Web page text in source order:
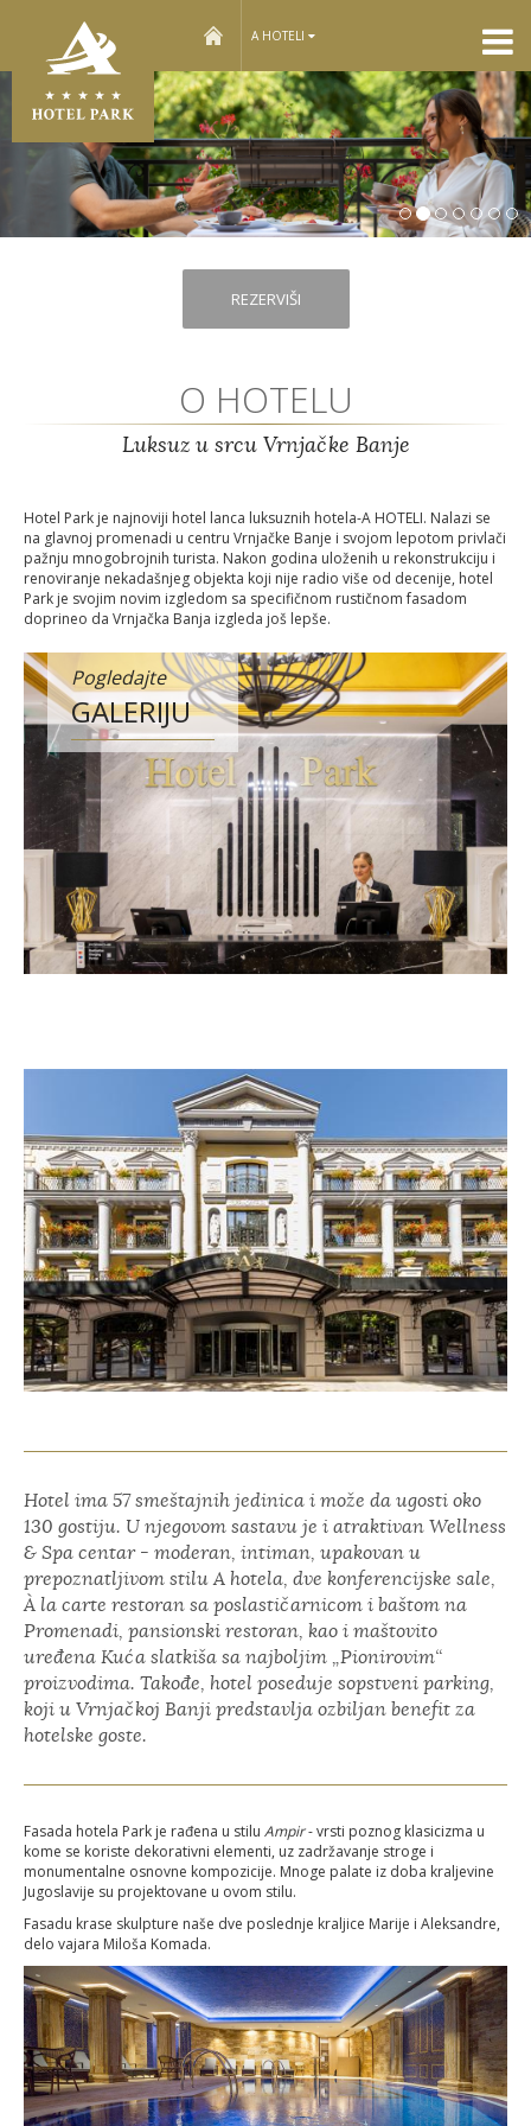
home A HOTELI
REZERVIŠI
O HOTELU
Luksuz u srcu Vrnjačke Banje
Hotel Park je najnoviji hotel lanca luksuznih hotela-A HOTELI. Nalazi se
na glavnoj promenadi u centru Vrnjačke Banje i svojom lepotom privlači
pažnju mnogobrojnih turista. Nakon godina uloženih u rekonstrukciju i
renoviranje nekadašnjeg objekta koji nije radio više od decenije, hotel
Park je svojim novim izgledom sa specifičnom rustičnom fasadom
doprineo da Vrnjačka Banja izgleda još lepše.
Pogledajte
GALERIJU
Hotel ima 57 smeštajnih jedinica i može da ugosti oko
130 gostiju. U njegovom sastavu je i atraktivan Wellness
& Spa centar - moderan, intiman, upakovan u
prepoznatljivom stilu A hotela, dve konferencijske sale,
À la carte restoran sa poslastičarnicom i baštom na
Promenadi, pansionski restoran, kao i maštovito
uređena Kuća slatkiša sa najboljim „Pionirovim“
proizvodima. Takođe, hotel poseduje sopstveni parking,
koji u Vrnjačkoj Banji predstavlja ozbiljan benefit za
hotelske goste.
Fasada hotela Park je rađena u stilu Ampir- vrsti poznog klasicizma u
kome se koriste dekorativni elementi, uz zadržavanje stroge i
monumentalne osnovne kompozicije. Mnoge palate iz doba kraljevine
Jugoslavije su projektovane u ovom stilu.
Fasadu krase skulpture naše dve poslednje kraljice Marije i Aleksandre,
delo vajara Miloša Komada.